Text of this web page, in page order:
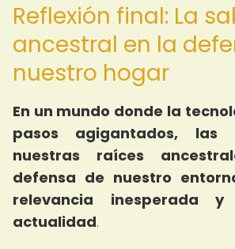
Reflexión final: La
ancestral en la
nuestro hogar
En un mundo donde la
pasos agigantados, las
nuestras raíces
defensa de nuestro
relevancia inesperada
actualidad.